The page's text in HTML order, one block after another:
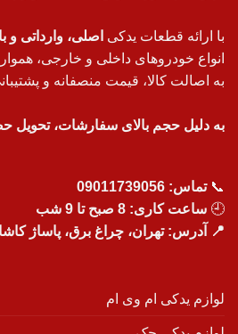
با ارائه قطعات یدکی اصلی، وارداتی
انواع خودروهای داخلی و خارجی،
به اصالت کالا، قیمت منصفانه و
به دلیل حجم بالای سفارشات، تحویل
📞تماس: 09011739056
🕘 ساعت کاری: 8 صبح تا 9 شب
📍 آدرس: تهران، چراغ برق، پاساژ
لوازم یدکی ام وی ام